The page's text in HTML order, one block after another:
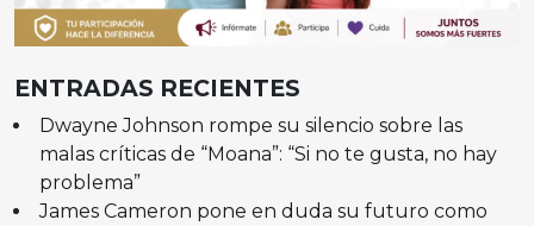
ENTRADAS RECIENTES
Dwayne Johnson rompe su silencio sobre las
malas críticas de “Moana”: “Si no te gusta, no hay
problema”
James Cameron pone en duda su futuro como